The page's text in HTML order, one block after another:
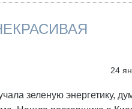
24
зеленую энергетику,